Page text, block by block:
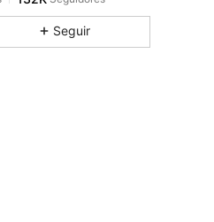
132K
Seguir